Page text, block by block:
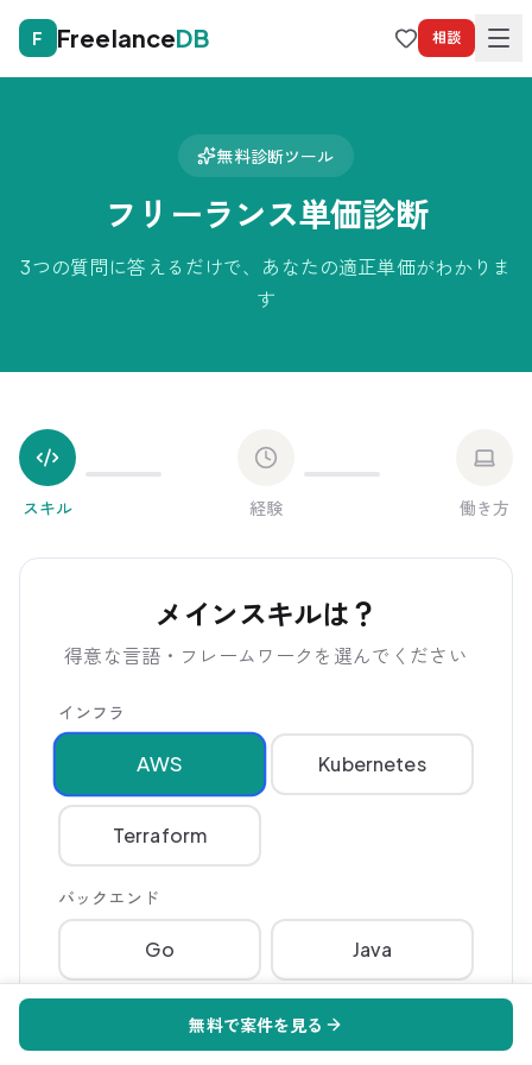
F FreelanceDB 相談
無料診断ツール
フリーランス単価診断
3つの質問に答えるだけで、あなたの適正単価がわかりま
す
スキル 経験 働き方
メインスキルは？
得意な言語・フレームワークを選んでください
インフラ
AWS Kubernetes
Terraform
バックエンド
Go Java
Python
無料で案件を見る